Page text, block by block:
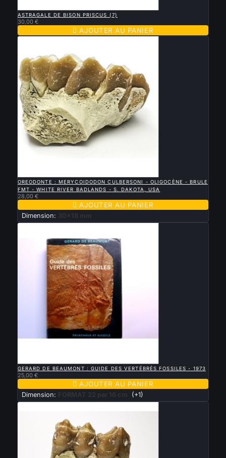
ASTRAGALE DE BISON PRISCUS (7)
30,00 €
 AJOUTER AU PANIER
OREODONTE : MERYCOIDODON CULBERSONI - OLIGOCÈNE - BRULE
FMT - WHITE RIVER BADLANDS - S. DAKOTA, USA
28,00 €
 AJOUTER AU PANIER
Dimension: 30x18 mm
GERARD DE BEAUMONT : GUIDE DES VERTÉBRÉS FOSSILES - 1973
25,00 €
 AJOUTER AU PANIER
Dimension: FORMAT 22 par 16 cm (+1)